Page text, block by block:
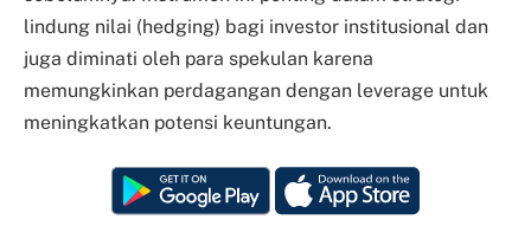
lindung nilai (hedging) bagi investor institusional dan
juga diminati oleh para spekulan karena
memungkinkan perdagangan dengan leverage untuk
meningkatkan potensi keuntungan.